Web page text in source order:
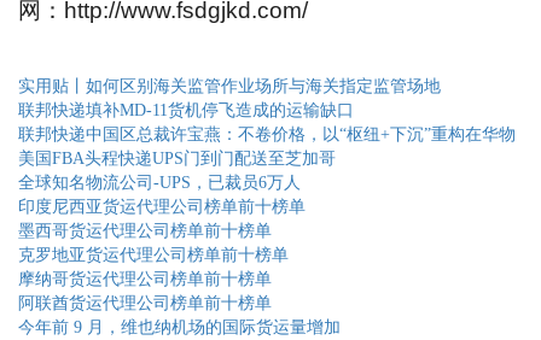
网：http://www.fsdgjkd.com/
实用贴丨如何区别海关监管作业场所与海关指定监管场地
联邦快递填补MD-11货机停飞造成的运输缺口
联邦快递中国区总裁许宝燕：不卷价格，以“枢纽+下沉”重构在华物
美国FBA头程快递UPS门到门配送至芝加哥
全球知名物流公司-UPS，已裁员6万人
印度尼西亚货运代理公司榜单前十榜单
墨西哥货运代理公司榜单前十榜单
克罗地亚货运代理公司榜单前十榜单
摩纳哥货运代理公司榜单前十榜单
阿联酋货运代理公司榜单前十榜单
今年前 9 月，维也纳机场的国际货运量增加